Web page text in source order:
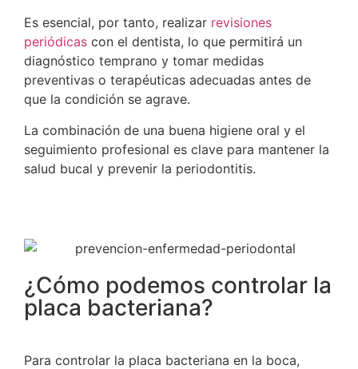
Es esencial, por tanto, realizar revisiones
periódicas con el dentista, lo que permitirá un
diagnóstico temprano y tomar medidas
preventivas o terapéuticas adecuadas antes de
que la condición se agrave.
La combinación de una buena higiene oral y el
seguimiento profesional es clave para mantener la
salud bucal y prevenir la periodontitis.
¿Cómo podemos controlar la
placa bacteriana?
Para controlar la placa bacteriana en la boca,